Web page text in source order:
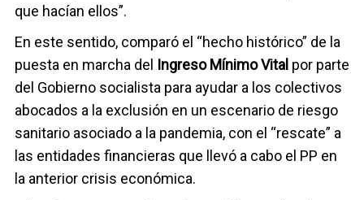
que hacían ellos”.
En este sentido, comparó el “hecho histórico” de la
puesta en marcha del Ingreso Mínimo Vital por parte
del Gobierno socialista para ayudar a los colectivos
abocados a la exclusión en un escenario de riesgo
sanitario asociado a la pandemia, con el “rescate” a
las entidades financieras que llevó a cabo el PP en
la anterior crisis económica.